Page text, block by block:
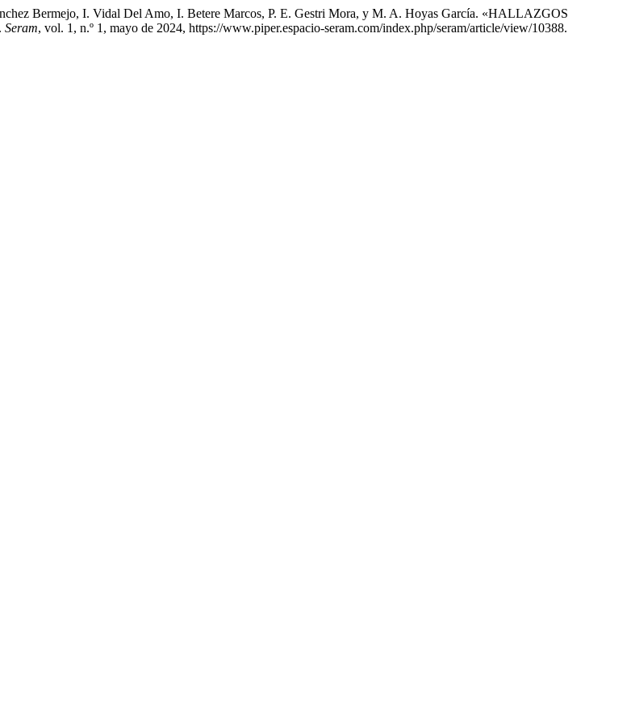
Bermejo, I. Vidal Del Amo, I. Betere Marcos, P. E. Gestri Mora, y M. A. Hoyas García. «HALLAZGOS
Seram, vol. 1, n.º 1, mayo de 2024, https://www.piper.espacio-seram.com/index.php/seram/article/view/10388.